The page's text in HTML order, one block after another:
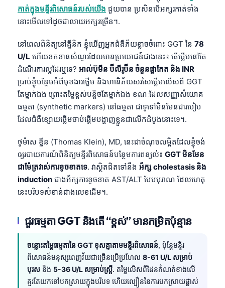
កាត់ក្នុងមន្ទីរពិសោធន៍របស់យើង ជួយបាន ប្រសិនបើអក្សរកាត់ទាំង
នោះមើលទៅដូចជាលាយអក្សរច្រើន។.
នៅពេលពិនិត្យនៅគ្លីនិក ខ្ញុំឃើញអ្នកជំងឺភ័យខ្លាចចំពោះ GGT នៃ 78
U/L ហើយខកខានសំណួរដែលមានប្រយោជន៍ជាងនេះ៖ តើថ្លើមនៅតែ
ដំណើរការល្អដែរឬទេ? អាល់ប៊ុមីន ប៊ីលីរូប៊ីន ចំនួនផ្លាកែត និង INR
ប្រាប់ខ្ញុំបន្ថែមអំពីមុខងារថ្លើម និងហានិភ័យសរសៃថ្លើមលើសពី GGT
តែម្នាក់ឯង ព្រោះតម្លៃខ្ពស់បន្តិចតែម្នាក់ឯង ខណៈដែលសញ្ញាសំយោគ
ធម្មតា (synthetic markers) នៅធម្មតា ជាទូទៅមិនមែនជារបៀប
ដែលជំងឺខ្សោយថ្លើមចាប់ផ្តើមបង្ហាញខ្លួនជាលើកដំបូងនោះទេ។.
ថូម៉ាស ខ្លីន (Thomas Klein), MD, នេះជាចំណុចលម្អិតដែលខ្ញុំចង់
ឲ្យរបាយការណ៍ពិនិត្យមន្ទីរពិសោធន៍បន្ថែមការពន្យល់៖ GGT មិនមែន
ជាម៉ែត្រវាស់ការខូចខាតទេ. វាស្ថិតជិតទៅនឹង អ័ក្ស cholestasis និង
induction ជាងអ័ក្សការខូចខាត AST/ALT បែបបុរាណ ដែលហេតុ
នេះបរិបទសំខាន់ជាងលេខដើម។.
ជួរធម្មតា GGT និងតើ “ខ្ពស់” មានកម្រិតប៉ុន្មាន
ចន្លោះតម្លៃធម្មតានៃ GGT ខុសគ្នាតាមមន្ទីរពិសោធន៍, ប៉ុន្តែមន្ទីរ
ពិសោធន៍មនុស្សពេញវ័យជាច្រើនប្រើប្រហែល 8-61 U/L សម្រាប់
បុរស និង 5-36 U/L សម្រាប់ស្ត្រី. តម្លៃលើសពីដែនកំណត់ខាងលើ
គួរតែយកទៅបកស្រាយក្នុងបរិបទ ហើយល្បឿននៃការបកស្រាយផ្លាស់